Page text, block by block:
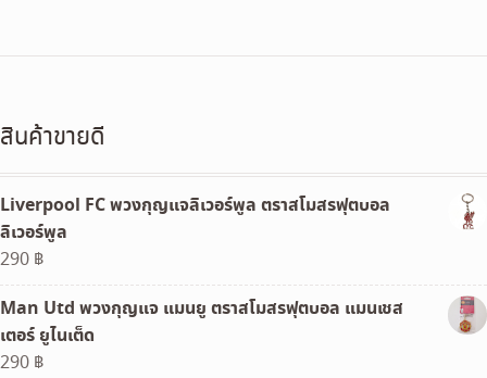
สินค้าขายดี
Liverpool FC พวงกุญแจลิเวอร์พูล ตราสโมสรฟุตบอล
ลิเวอร์พูล
290 ฿
Man Utd พวงกุญแจ แมนยู ตราสโมสรฟุตบอล แมนเชส
เตอร์ ยูไนเต็ด
290 ฿